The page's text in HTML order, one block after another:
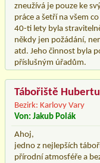
zneužívá je pouze ke
práce a šetří na všem
40-ti lety byla
někdy jen požádání,
atd. Jeho činnost byla
příslušným úřadům.
Tábořiště
Bezirk: Karlovy Vary
Von: Jakub Polák
Ahoj,
jedno z nejlepších
přírodní atmosféře a